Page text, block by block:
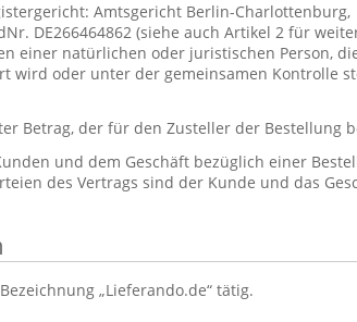
Amtsgericht Berlin-Charlottenburg,
DE266464862 (siehe auch Artikel 2 für
einer natürlichen oder juristischen Person,
wird oder unter der gemeinsamen Kontrolle
Betrag, der für den Zusteller der Bestellung
und dem Geschäft bezüglich einer
des Vertrags sind der Kunde und das
„Lieferando.de“ tätig.